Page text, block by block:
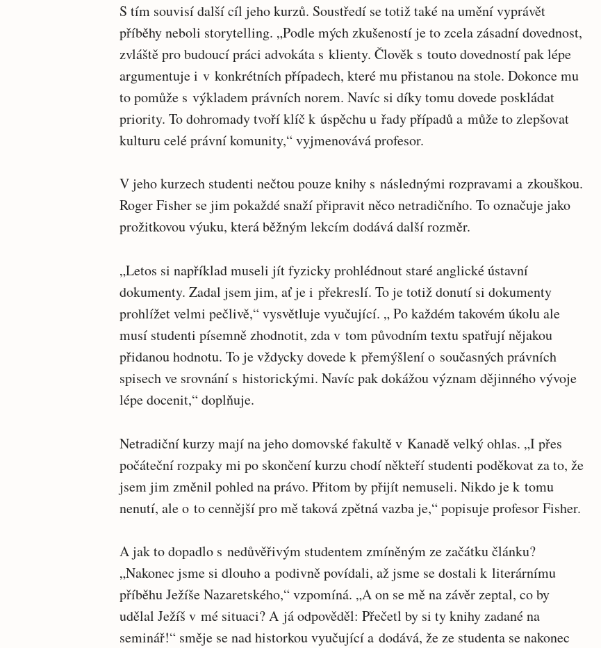
S tím souvisí další cíl jeho kurzů. Soustředí se totiž také na umění vyprávět
příběhy neboli storytelling. „Podle mých zkušeností je to zcela zásadní dovednost,
zvláště pro budoucí práci advokáta s klienty. Člověk s touto dovedností pak lépe
argumentuje i v konkrétních případech, které mu přistanou na stole. Dokonce mu
to pomůže s výkladem právních norem. Navíc si díky tomu dovede poskládat
priority. To dohromady tvoří klíč k úspěchu u řady případů a může to zlepšovat
kulturu celé právní komunity,“ vyjmenovává profesor.
V jeho kurzech studenti nečtou pouze knihy s následnými rozpravami a zkouškou.
Roger Fisher se jim pokaždé snaží připravit něco netradičního. To označuje jako
prožitkovou výuku, která běžným lekcím dodává další rozměr.
„Letos si například museli jít fyzicky prohlédnout staré anglické ústavní
dokumenty. Zadal jsem jim, ať je i překreslí. To je totiž donutí si dokumenty
prohlížet velmi pečlivě,“ vysvětluje vyučující. „ Po každém takovém úkolu ale
musí studenti písemně zhodnotit, zda v tom původním textu spatřují nějakou
přidanou hodnotu. To je vždycky dovede k přemýšlení o současných právních
spisech ve srovnání s historickými. Navíc pak dokážou význam dějinného vývoje
lépe docenit,“ doplňuje.
Netradiční kurzy mají na jeho domovské fakultě v Kanadě velký ohlas. „I přes
počáteční rozpaky mi po skončení kurzu chodí někteří studenti poděkovat za to, že
jsem jim změnil pohled na právo. Přitom by přijít nemuseli. Nikdo je k tomu
nenutí, ale o to cennější pro mě taková zpětná vazba je,“ popisuje profesor Fisher.
A jak to dopadlo s nedůvěřivým studentem zmíněným ze začátku článku?
„Nakonec jsme si dlouho a podivně povídali, až jsme se dostali k literárnímu
příběhu Ježíše Nazaretského,“ vzpomíná. „A on se mě na závěr zeptal, co by
udělal Ježíš v mé situaci? A já odpověděl: Přečetl by si ty knihy zadané na
seminář!“ směje se nad historkou vyučující a dodává, že ze studenta se nakonec